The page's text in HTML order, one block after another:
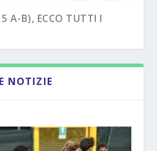
A-B), ECCO TUTTI I
NOTIZIE